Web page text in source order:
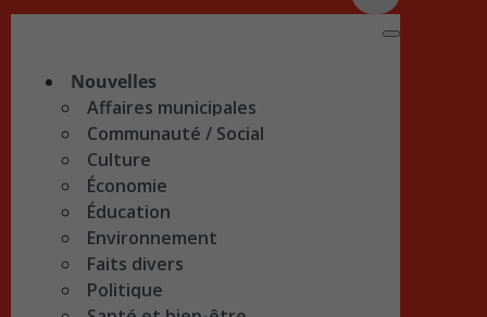
Nouvelles
Affaires municipales
Communauté / Social
Culture
Économie
Éducation
Environnement
Faits divers
Politique